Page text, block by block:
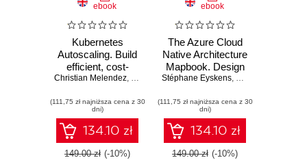
ebook
Kubernetes
Autoscaling. Build
efficient, cost-
optimized clusters
Karpenter
Christian Melendez, Jonathan Innis,Brandon Wagner
(111,75 zł najniższa cena z 30
dni)
134.10 zł
149.00 zł (-10%)
ebook
The Azure Cloud
Native Architecture
Mapbook. Design
and build Azure
infrastructure,
applications, data,
AI, and security -
Second Edition
Stéphane Eyskens, Scott Hanselman
(111,75 zł najniższa cena z 30
dni)
134.10 zł
149.00 zł (-10%)